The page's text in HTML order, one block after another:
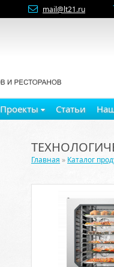
mail@lt21.ru
Проекты Статьи
Главная » Каталог